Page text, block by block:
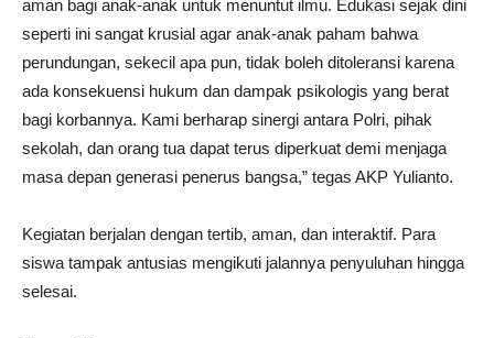
aman bagi anak-anak untuk menuntut ilmu. Edukasi sejak dini
seperti ini sangat krusial agar anak-anak paham bahwa
perundungan, sekecil apa pun, tidak boleh ditoleransi karena
ada konsekuensi hukum dan dampak psikologis yang berat
bagi korbannya. Kami berharap sinergi antara Polri, pihak
sekolah, dan orang tua dapat terus diperkuat demi menjaga
masa depan generasi penerus bangsa,” tegas AKP Yulianto.
Kegiatan berjalan dengan tertib, aman, dan interaktif. Para
siswa tampak antusias mengikuti jalannya penyuluhan hingga
selesai.